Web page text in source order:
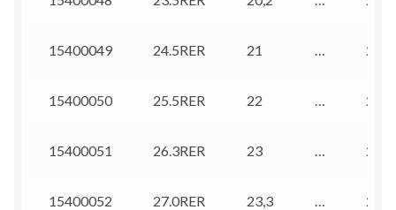
15400049 24.5RER 21 … 23,8
15400050 25.5RER 22 … 24,8
15400051 26.3RER 23 … 25,6
15400052 27.0RER 23,3 … 26,3